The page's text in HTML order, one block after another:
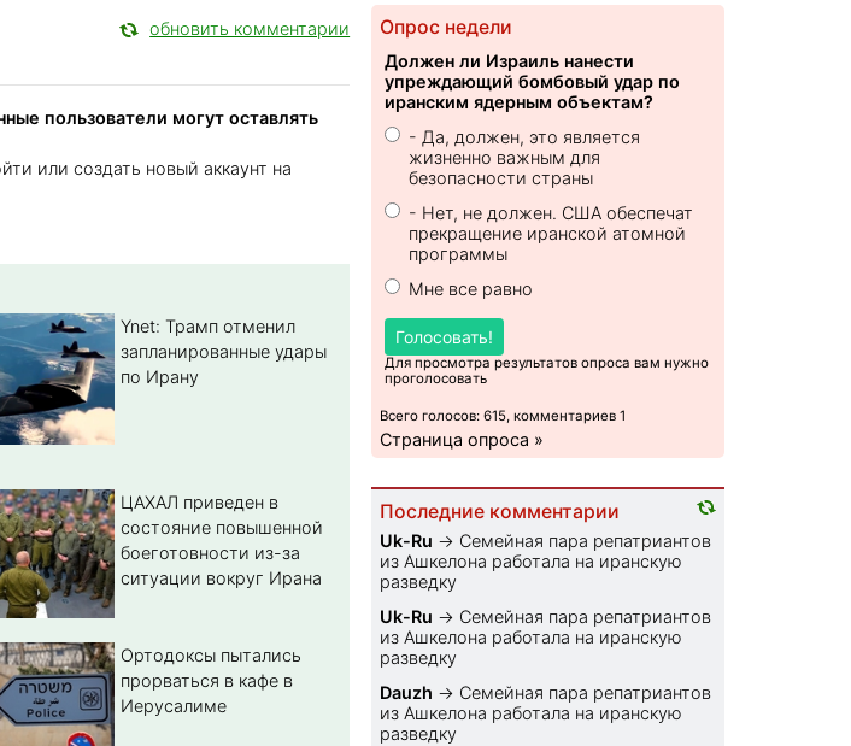
обновить комментарии
пользователи могут оставлять
или создать новый аккаунт на
Ynet: Трамп отменил
запланированные удары
по Ирану
ЦАХАЛ приведен в
состояние повышенной
боеготовности из-за
ситуации вокруг Ирана
Ортодоксы пытались
прорваться в кафе в
Иерусалиме
Опрос недели
Должен ли Израиль нанести
упреждающий бомбовый удар по
иранским ядерным объектам?
- Да, должен, это является
жизненно важным для
безопасности страны
- Нет, не должен. США обеспечат
прекращение иранской атомной
программы
Мне все равно
Голосовать!
Для просмотра результатов опроса вам нужно
проголосовать
Всего голосов: 615, комментариев 1
Страница опроса »
Последние комментарии
Uk-Ru → Семейная пара репатриантов
из Ашкелона работала на иранскую
разведку
Uk-Ru → Семейная пара репатриантов
из Ашкелона работала на иранскую
разведку
Dauzh → Семейная пара репатриантов
из Ашкелона работала на иранскую
разведку